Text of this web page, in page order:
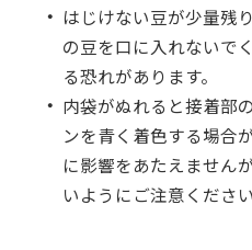
はじけない豆が少量残
の豆を口に入れないで
る恐れがあります。
内袋がぬれると接着部
ンを青く着色する場合
に影響をあたえません
いようにご注意ください